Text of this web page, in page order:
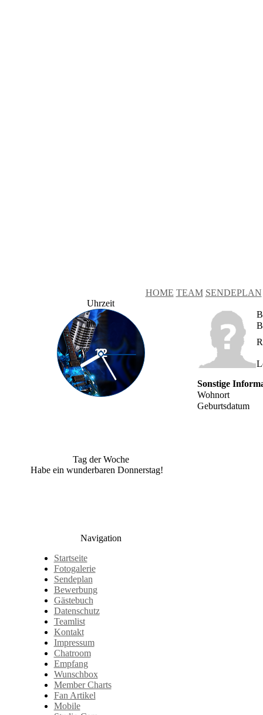
HOME TEAM SENDEPLAN
Uhrzeit
Tag der Woche
Habe ein wunderbaren Donnerstag!
Navigation
Startseite
Fotogalerie
Sendeplan
Bewerbung
Gästebuch
Datenschutz
Teamlist
Kontakt
Impressum
Chatroom
Empfang
Wunschbox
Member Charts
Fan Artikel
Mobile
Sonstige
Wohnort
Geburtsdatum